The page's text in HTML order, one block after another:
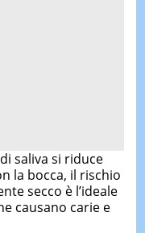
saliva si riduce
la bocca, il rischio
secco è l’ideale
causano carie e